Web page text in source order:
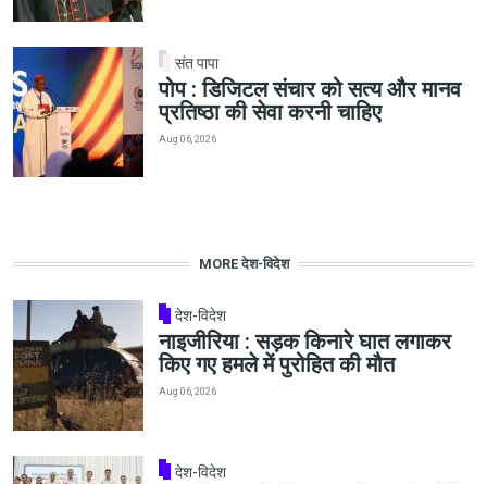
संत पापा
पोप : डिजिटल संचार को सत्य और मानव
प्रतिष्ठा की सेवा करनी चाहिए
Aug 06, 2026
MORE देश-विदेश
देश-विदेश
नाइजीरिया : सड़क किनारे घात लगाकर
किए गए हमले में पुरोहित की मौत
Aug 06, 2026
देश-विदेश